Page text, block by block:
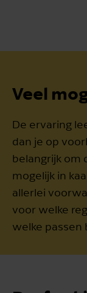
Veel
De ervaring
dan je op
belangrijk om
mogelijk in
allerlei
voor welke
welke passen